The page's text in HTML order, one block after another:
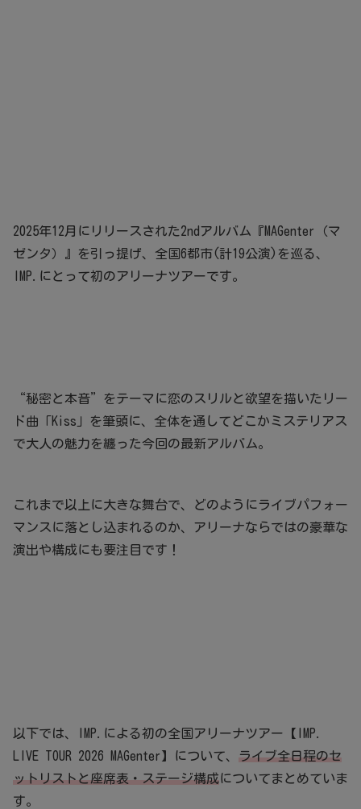
2025年12月にリリースされた2ndアルバム『MAGenter（マ
ゼンタ）』を引っ提げ、全国6都市(計19公演)を巡る、
IMP.にとって初のアリーナツアーです。
“秘密と本音”をテーマに恋のスリルと欲望を描いたリー
ド曲「Kiss」を筆頭に、全体を通してどこかミステリアス
で大人の魅力を纏った今回の最新アルバム。
これまで以上に大きな舞台で、どのようにライブパフォー
マンスに落とし込まれるのか、アリーナならではの豪華な
演出や構成にも要注目です！
以下では、IMP.による初の全国アリーナツアー【IMP.
LIVE TOUR 2026 MAGenter】について、 ライブ全日程のセ
ットリストと座席表・ステージ構成についてまとめていま
す。